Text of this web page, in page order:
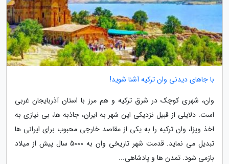
با جاهای دیدنی وان ترکیه آشنا شوید!
وان، شهری کوچک در شرق ترکیه و هم مرز با استان آذربایجان غربی
است. دلایلی از قبیل نزدیکی این شهر به ایران، جاذبه ها، بی نیازی به
اخذ ویزا، وان ترکیه را به یکی از مقاصد خارجی محبوب برای ایرانی ها
تبدیل می نماید. قدمت شهر تاریخی وان به 5000 سال پیش از میلاد
بازمی شود. تمدن ها و پادشاهی...